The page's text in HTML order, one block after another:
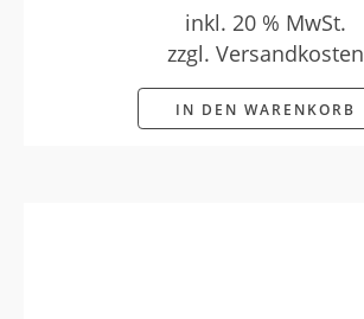
inkl. 20 % MwSt.
zzgl. Versandkosten
IN DEN WARENKORB